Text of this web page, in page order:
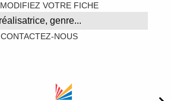
MODIFIEZ VOTRE FICHE
CONTACTEZ-NOUS